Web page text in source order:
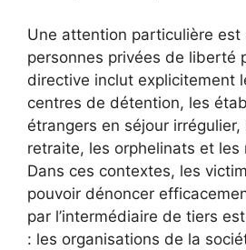
Une attention particulière est
personnes privées de liberté
directive inclut explicitement
centres de détention, les
étrangers en séjour
retraite, les orphelinats et les
Dans ces contextes, les
pouvoir dénoncer
par l’intermédiaire de tiers
: les organisations de la